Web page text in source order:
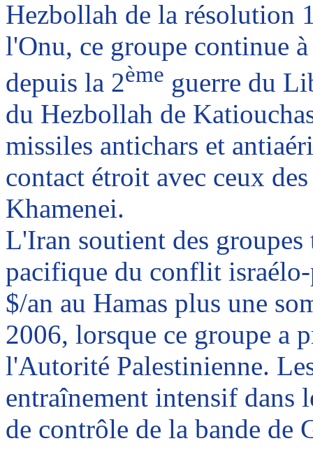
Hezbollah de la résolution
l'Onu, ce groupe continue
depuis la 2ème guerre du
du Hezbollah de
missiles antichars et
contact étroit avec ceux
Khamenei.
L'Iran soutient des
pacifique du conflit
$/an au Hamas plus une
2006, lorsque ce groupe a
l'Autorité Palestinienne.
entraînement intensif dans
de contrôle de la bande de